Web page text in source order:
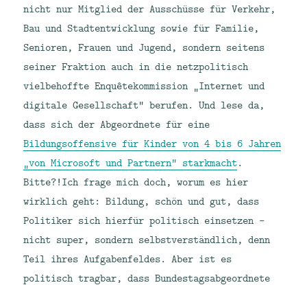
nicht nur Mitglied der Ausschüsse für Verkehr,
Bau und Stadtentwicklung sowie für Familie,
Senioren, Frauen und Jugend, sondern seitens
seiner Fraktion auch in die netzpolitisch
vielbehoffte Enquêtekommission „Internet und
digitale Gesellschaft“ berufen. Und lese da,
dass sich der Abgeordnete für eine
Bildungsoffensive für Kinder von 4 bis 6 Jahren
„von Microsoft und Partnern“ starkmacht.
Bitte?!Ich frage mich doch, worum es hier
wirklich geht: Bildung, schön und gut, dass
Politiker sich hierfür politisch einsetzen –
nicht super, sondern selbstverständlich, denn
Teil ihres Aufgabenfeldes. Aber ist es
politisch tragbar, dass Bundestagsabgeordnete